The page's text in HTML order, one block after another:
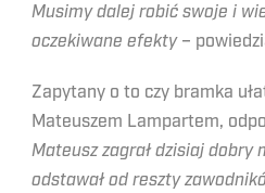
Musimy dalej robić swoje i
oczekiwane efekty–
Zapytany o to czy bramka
Mateuszem Lampartem,
Mateusz zagrał dzisiaj dobry
odstawał od reszty